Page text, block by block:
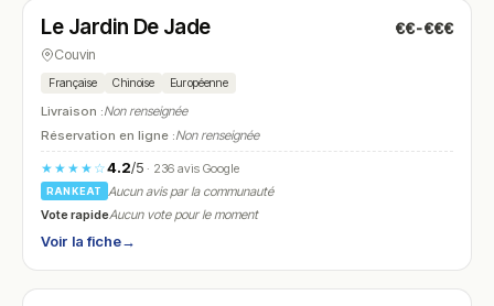
N° 19
Le Jardin De Jade €€-€€€
Couvin
Française Chinoise Européenne
Livraison :Non renseignée
Réservation en ligne :Non renseignée
★★★★☆4.2/5· 236 avis Google
RANKEAT
Aucun avis par la communauté
Vote rapideAucun vote pour le moment
Voir la fiche→